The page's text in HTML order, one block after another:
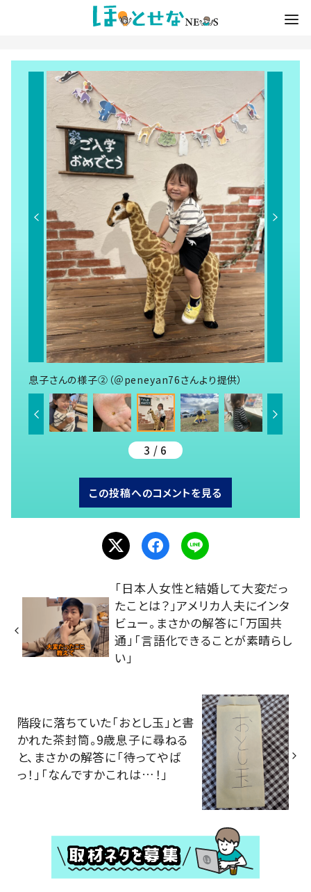
息子さんの様子②（＠peneyan76さんより提供）
3 / 6
この投稿へのコメントを見る
「日本人女性と結婚して大変だっ
たことは？」アメリカ人夫にインタ
ビュー。まさかの解答に「万国共
通」「言語化できることが素晴らし
い」
階段に落ちていた「おとし玉」と書
かれた茶封筒。9歳息子に尋ねる
と、まさかの解答に「待ってやば
っ！」「なんですかこれは…！」